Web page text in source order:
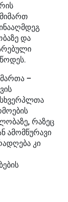
და
–
რაზეც
ამომწურავი
კი